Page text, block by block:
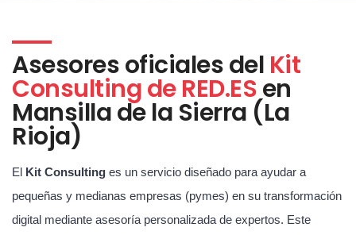
Asesores oficiales del Kit
Consulting de RED.ESen
Mansilla de la Sierra (La
Rioja)
El Kit Consulting es un servicio diseñado para ayudar a
pequeñas y medianas empresas (pymes) en su transformación
digital mediante asesoría personalizada de expertos. Este